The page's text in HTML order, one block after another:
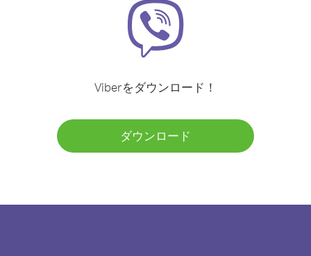
Viberをダウンロード！
ダウンロード